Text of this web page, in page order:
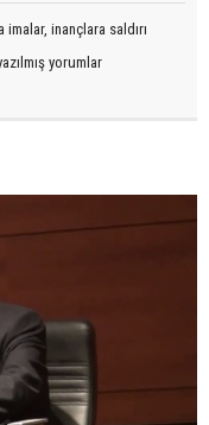
inançlara saldırı
yorumlar